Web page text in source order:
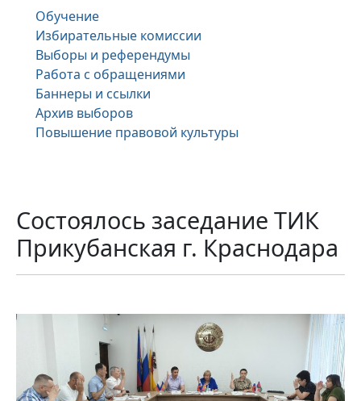
Обучение
Избирательные комиссии
Выборы и референдумы
Работа с обращениями
Баннеры и ссылки
Архив выборов
Повышение правовой культуры
Состоялось заседание ТИК
Прикубанская г. Краснодара